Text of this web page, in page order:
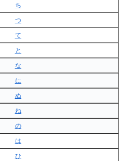
ち
つ
て
と
な
に
ぬ
ね
の
は
ひ